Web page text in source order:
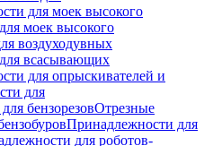
для моек высокого
моек высокого
воздуходувных
всасывающих
для опрыскивателей и
для
бензорезовОтрезные
Принадлежности для
для роботов-